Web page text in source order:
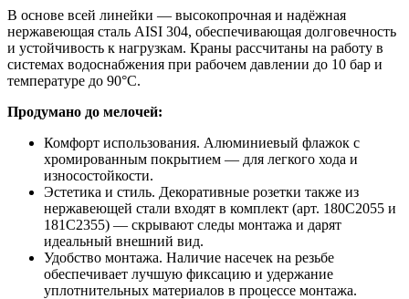
В основе всей линейки — высокопрочная и надёжная
нержавеющая сталь AISI 304, обеспечивающая долговечность
и устойчивость к нагрузкам. Краны рассчитаны на работу в
системах водоснабжения при рабочем давлении до 10 бар и
температуре до 90°С.
Продумано до мелочей:
Комфорт использования. Алюминиевый флажок с
хромированным покрытием — для легкого хода и
износостойкости.
Эстетика и стиль. Декоративные розетки также из
нержавеющей стали входят в комплект (арт. 180С2055 и
181С2355) — скрывают следы монтажа и дарят
идеальный внешний вид.
Удобство монтажа. Наличие насечек на резьбе
обеспечивает лучшую фиксацию и удержание
уплотнительных материалов в процессе монтажа.